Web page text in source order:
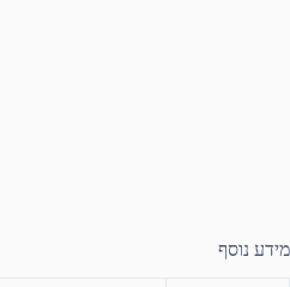
מידע נוסף